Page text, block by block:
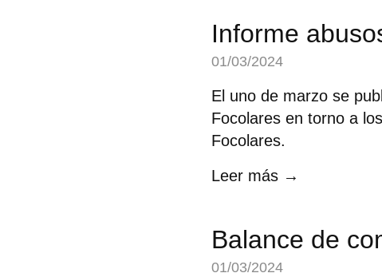
Informe
01/03/2024
El uno de marzo se
Focolares en torno a
Focolares.
Leer más →
Balance de
01/03/2024